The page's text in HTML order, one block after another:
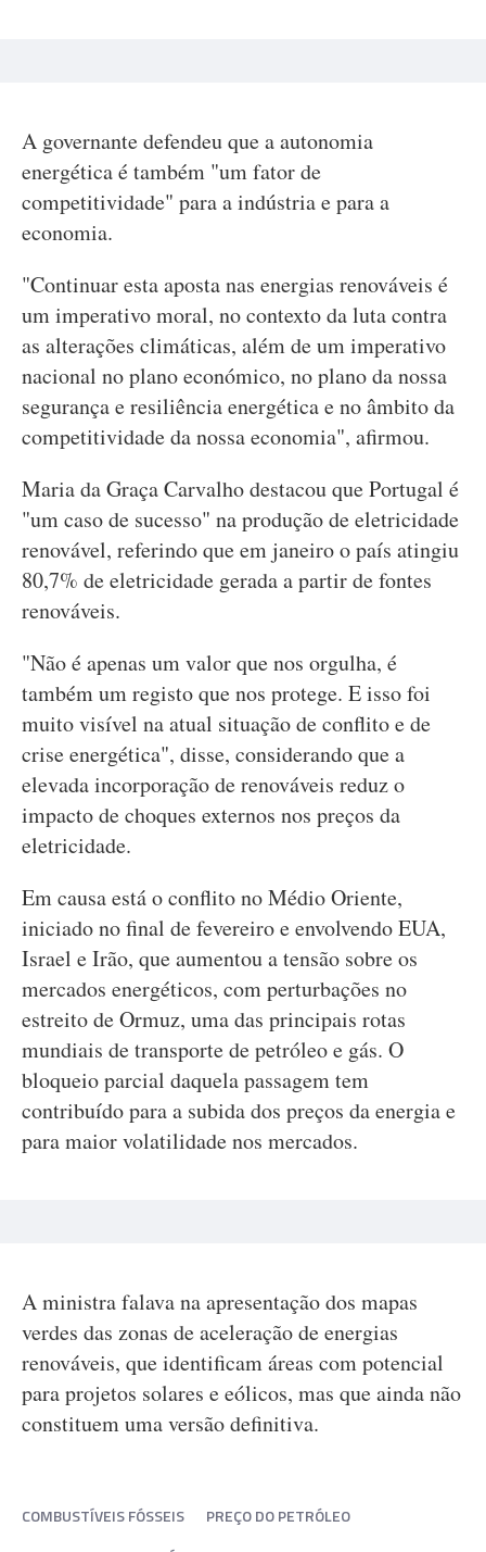
A governante defendeu que a autonomia
energética é também "um fator de
competitividade" para a indústria e para a
economia.
"Continuar esta aposta nas energias renováveis é
um imperativo moral, no contexto da luta contra
as alterações climáticas, além de um imperativo
nacional no plano económico, no plano da nossa
segurança e resiliência energética e no âmbito da
competitividade da nossa economia", afirmou.
Maria da Graça Carvalho destacou que Portugal é
"um caso de sucesso" na produção de eletricidade
renovável, referindo que em janeiro o país atingiu
80,7% de eletricidade gerada a partir de fontes
renováveis.
"Não é apenas um valor que nos orgulha, é
também um registo que nos protege. E isso foi
muito visível na atual situação de conflito e de
crise energética", disse, considerando que a
elevada incorporação de renováveis reduz o
impacto de choques externos nos preços da
eletricidade.
Em causa está o conflito no Médio Oriente,
iniciado no final de fevereiro e envolvendo EUA,
Israel e Irão, que aumentou a tensão sobre os
mercados energéticos, com perturbações no
estreito de Ormuz, uma das principais rotas
mundiais de transporte de petróleo e gás. O
bloqueio parcial daquela passagem tem
contribuído para a subida dos preços da energia e
para maior volatilidade nos mercados.
A ministra falava na apresentação dos mapas
verdes das zonas de aceleração de energias
renováveis, que identificam áreas com potencial
para projetos solares e eólicos, mas que ainda não
constituem uma versão definitiva.
COMBUSTÍVEIS FÓSSEIS
PREÇO DO PETRÓLEO